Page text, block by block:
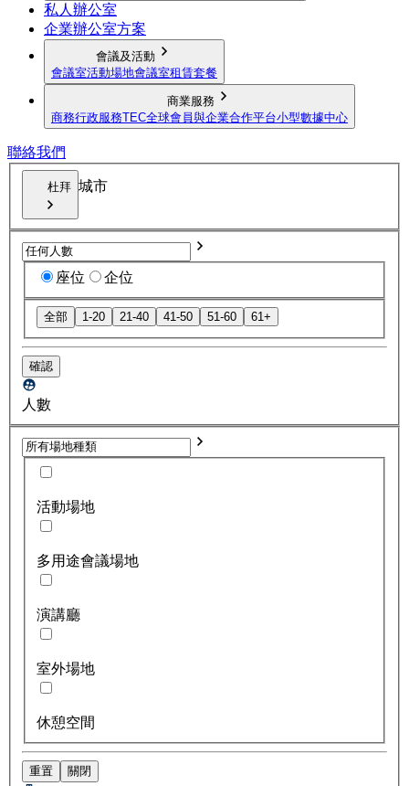
私人辦公室
企業辦公室方案
會議及活動
會議室活動場地會議室租賃套餐
商業服務
商務行政服務TEC全球會員與企業合作平台小型數據中心
聯絡我們
杜拜 城市
座位 企位
全部 1-20 21-40 41-50 51-60 61+
確認
人數
活動場地
多用途會議場地
演講廳
室外場地
休憩空間
重置 關閉